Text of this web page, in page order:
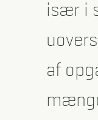
især i
af